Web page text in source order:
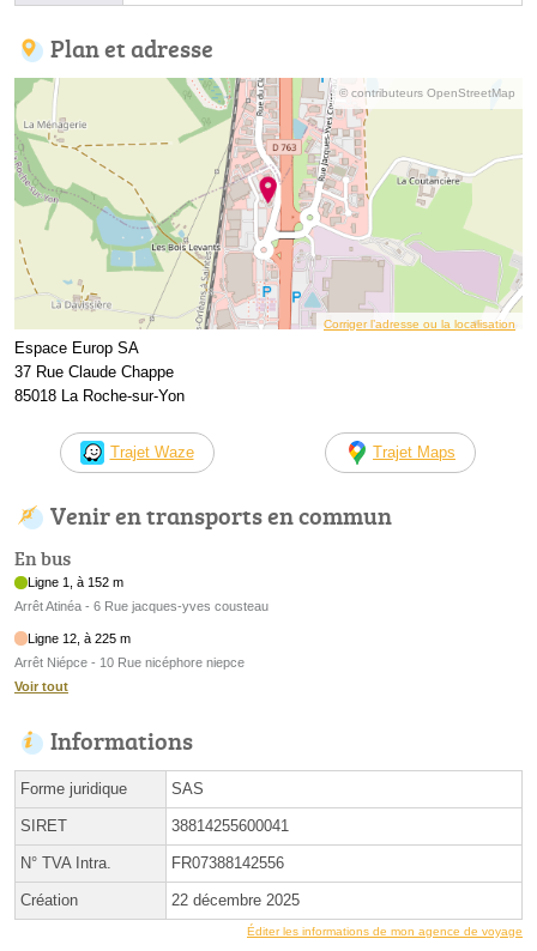
Plan et adresse
© contributeurs OpenStreetMap
Corriger l’adresse ou la localisation
Espace Europ SA
37 Rue Claude Chappe
85018 La Roche-sur-Yon
Trajet Waze Trajet Maps
Venir en transports en commun
En bus
Ligne 1, à 152 m
Arrêt Atinéa - 6 Rue jacques-yves cousteau
Ligne 12, à 225 m
Arrêt Niépce - 10 Rue nicéphore niepce
Voir tout
Informations
Forme juridique SAS
SIRET 38814255600041
N° TVA Intra. FR07388142556
Création 22 décembre 2025
Éditer les informations de mon agence de voyage